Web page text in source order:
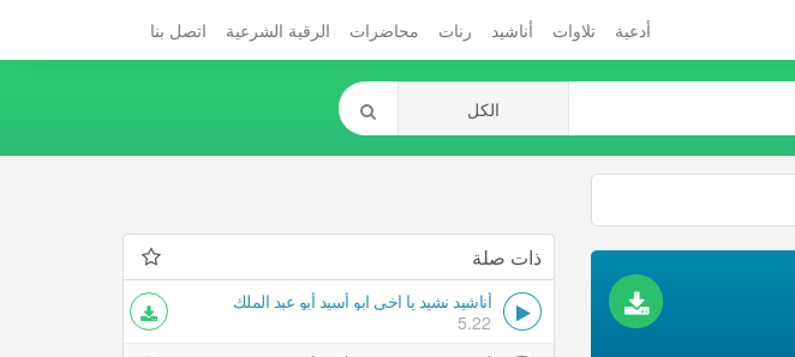
أدعية تلاوات أناشيد رنات محاضرات الرقية الشرعية اتصل بنا
ذات صلة
أناشيد نشيد يا اخي ابو أسيد أبو عبد الملك
5.22